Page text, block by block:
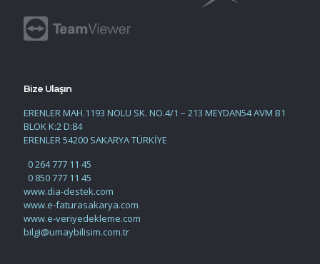
Bize Ulaşın
ERENLER MAH.1193 NOLU SK. NO.4/1 – 213 MEYDAN54 AVM B1
BLOK K:2 D:84
ERENLER 54200 SAKARYA TÜRKİYE
0 264 777 11 45
0 850 777 11 45
www.dia-destek.com
www.e-faturasakarya.com
www.e-veriyedekleme.com
bilgi@umaybilisim.com.tr